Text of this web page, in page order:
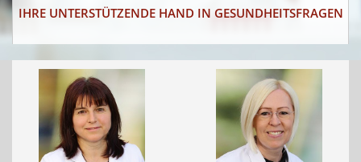
IHRE UNTERSTÜTZENDE HAND IN GESUNDHEITSFRAGEN